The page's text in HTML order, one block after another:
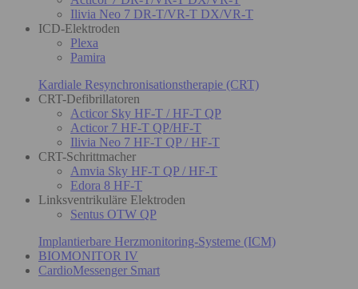
Ilivia Neo 7 DR-T/VR-T DX/VR-T
ICD-Elektroden
Plexa
Pamira
Kardiale Resynchronisationstherapie (CRT)
CRT-Defibrillatoren
Acticor Sky HF-T / HF-T QP
Acticor 7 HF-T QP/HF-T
Ilivia Neo 7 HF-T QP / HF-T
CRT-Schrittmacher
Amvia Sky HF-T QP / HF-T
Edora 8 HF-T
Linksventrikuläre Elektroden
Sentus OTW QP
Implantierbare Herzmonitoring-Systeme (ICM)
BIOMONITOR IV
CardioMessenger Smart